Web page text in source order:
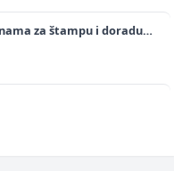
za štampu i doradu